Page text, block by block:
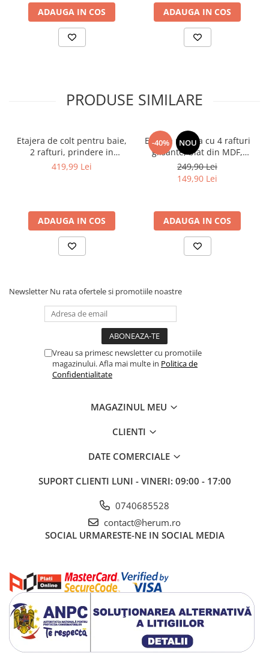
ADAUGA IN COS ADAUGA IN COS
PRODUSE SIMILARE
Etajera de colt pentru baie,
2 rafturi, prindere in
perete, din inox, organizare
419,99 Lei
ADAUGA IN COS
-40% NOU
Etajera mobila cu 4 rafturi
glisante, blat din MDF,
Alb/Maro, 23.5 x 38 x 81.5
cm
249,90 Lei
149,90 Lei
ADAUGA IN COS
Newsletter Nu rata ofertele si promotiile noastre
Vreau sa primesc newsletter cu promotiile
magazinului. Afla mai multe in Politica de
Confidentialitate
MAGAZINUL MEU
CLIENTI
DATE COMERCIALE
SUPORT CLIENTI LUNI - VINERI: 09:00 - 17:00
0740685528
contact@herum.ro
SOCIAL URMARESTE-NE IN SOCIAL MEDIA